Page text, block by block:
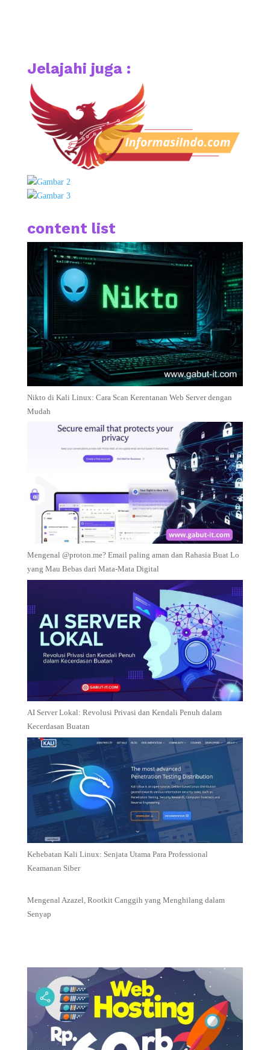
Jelajahi juga :
content list
Nikto di Kali Linux: Cara Scan Kerentanan Web Server dengan
Mudah
Mengenal @proton.me? Email paling aman dan Rahasia Buat Lo
yang Mau Bebas dari Mata-Mata Digital
AI Server Lokal: Revolusi Privasi dan Kendali Penuh dalam
Kecerdasan Buatan
Kehebatan Kali Linux: Senjata Utama Para Professional
Keamanan Siber
Mengenal Azazel, Rootkit Canggih yang Menghilang dalam
Senyap